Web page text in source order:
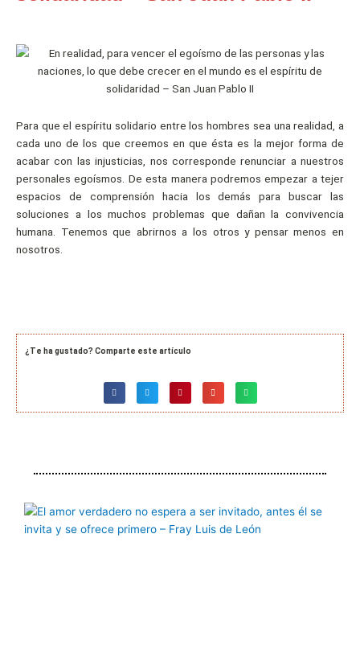
Para que el espíritu solidario entre los hombres sea una realidad, a
cada uno de los que creemos en que ésta es la mejor forma de
acabar con las injusticias, nos corresponde renunciar a nuestros
personales egoísmos. De esta manera podremos empezar a tejer
espacios de comprensión hacia los demás para buscar las
soluciones a los muchos problemas que dañan la convivencia
humana. Tenemos que abrirnos a los otros y pensar menos en
nosotros.
¿Te ha gustado? Comparte este artículo
PáginaPáginaPáginaPáginaPágina